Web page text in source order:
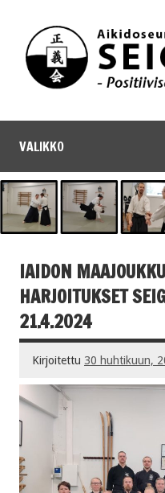
VALIKKO
IAIDON
HARJOITUKSET
21.4.2024
Kirjoitettu 30 huhtikuun,